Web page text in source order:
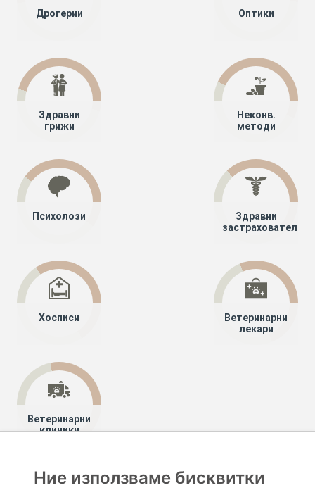
Дрогерии Оптики
Здравни
грижи
Неконв.
методи
Психолози
Здравни
застрахователи
Хосписи
Ветеринарни
лекари
Ветеринарни
клиники
Специалисти
Ние използваме бисквитки